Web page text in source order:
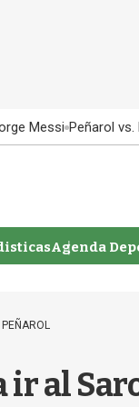
Messi Peñarol
Agenda
PEÑAROL
ir al